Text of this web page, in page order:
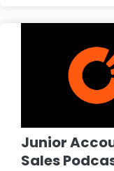
Junior
Sales